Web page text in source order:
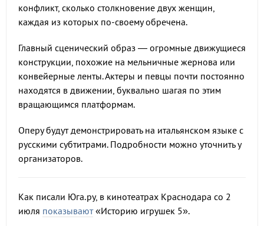
конфликт, сколько столкновение двух женщин,
каждая из которых по-своему обречена.
Главный сценический образ — огромные движущиеся
конструкции, похожие на мельничные жернова или
конвейерные ленты. Актеры и певцы почти постоянно
находятся в движении, буквально шагая по этим
вращающимся платформам.
Оперу будут демонстрировать на итальянском языке с
русскими субтитрами. Подробности можно уточнить у
организаторов.
Как писали Юга.ру, в кинотеатрах Краснодара со 2
июля показывают«Историю игрушек 5».